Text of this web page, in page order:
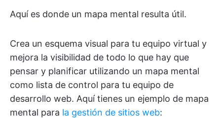
Aquí es donde un mapa mental resulta útil.
Crea un esquema visual para tu equipo virtual y
mejora la visibilidad de todo lo que hay que
pensar y planificar utilizando un mapa mental
como lista de control para tu equipo de
desarrollo web. Aquí tienes un ejemplo de mapa
mental para la gestión de sitios web: